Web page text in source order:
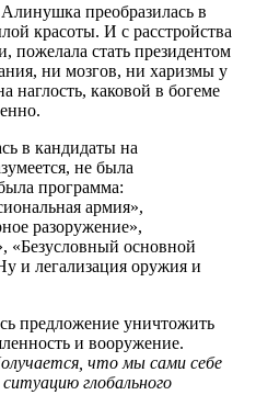
преобразилась в
красоты. И с расстройства
пожелала стать президентом
ни мозгов, ни харизмы у
наглость, каковой в богеме
в кандидаты на
не была
программа:
армия»,
разоружение»,
«Безусловный основной
и легализация оружия и
предложение уничтожить
и вооружение.
что мы сами себе
глобального